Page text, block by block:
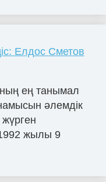
Елдос Сметов
ең танымал
әлемдік
жылы 9